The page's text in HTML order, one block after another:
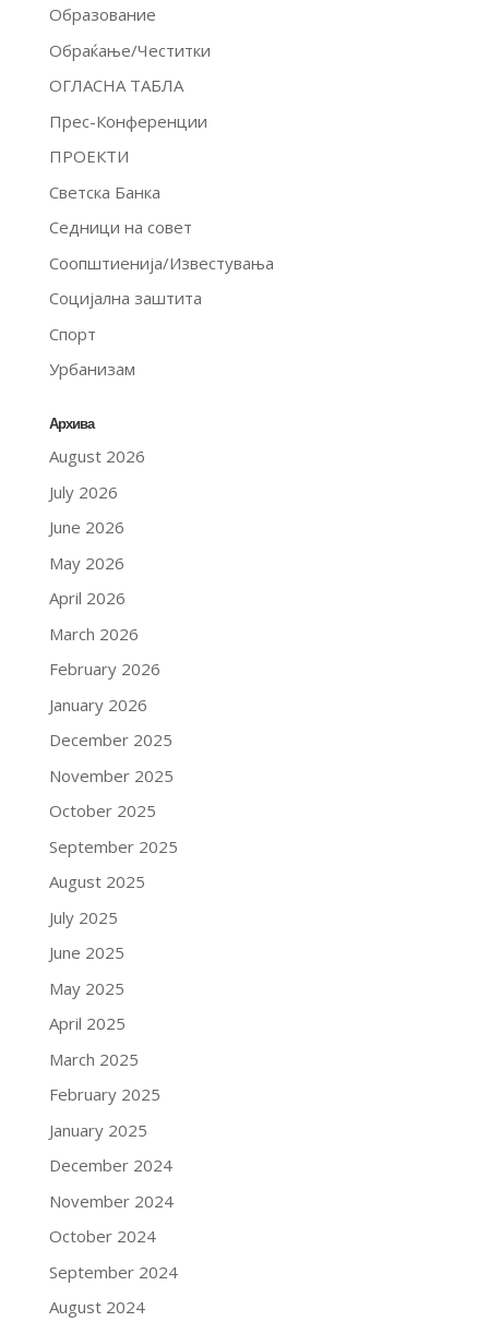
Образование
Обраќање/Честитки
ОГЛАСНА ТАБЛА
Прес-Конференции
ПРОЕКТИ
Светска Банка
Седници на совет
Соопштиенија/Известувања
Социјална заштита
Спорт
Урбанизам
Архива
August 2026
July 2026
June 2026
May 2026
April 2026
March 2026
February 2026
January 2026
December 2025
November 2025
October 2025
September 2025
August 2025
July 2025
June 2025
May 2025
April 2025
March 2025
February 2025
January 2025
December 2024
November 2024
October 2024
September 2024
August 2024